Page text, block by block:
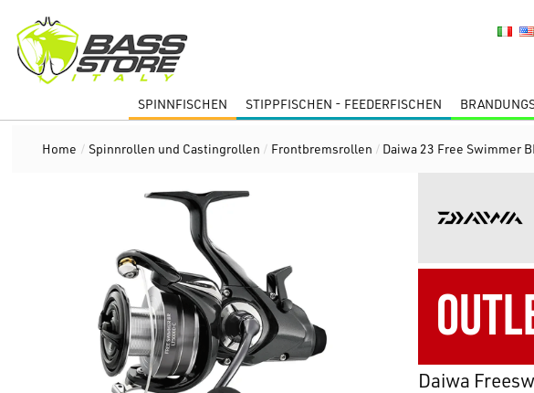
SPINNFISCHEN STIPPFISCHEN - FEEDERFISCHEN
Home / Spinnrollen und Castingrollen / Frontbremsrollen / Daiwa 23 Free Swimmer
Daiwa